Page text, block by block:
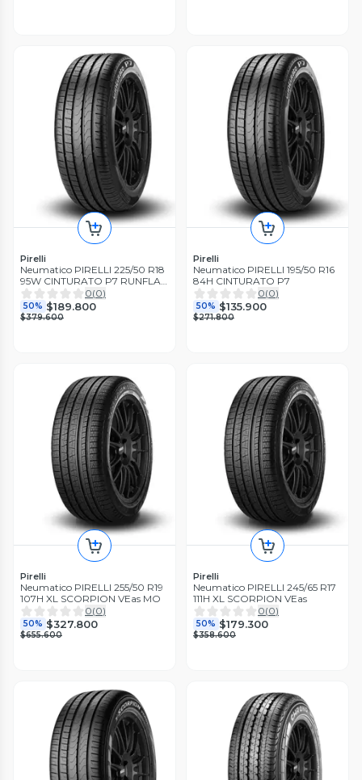
Pirelli
Neumatico PIRELLI 225/50 R18
95W CINTURATO P7 RUNFLAT
*
0(0)
50% $189.800
$379.600
Pirelli
Neumatico PIRELLI 195/50 R16
84H CINTURATO P7
0(0)
50% $135.900
$271.800
Pirelli
Neumatico PIRELLI 255/50 R19
107H XL SCORPION VEas MO
0(0)
50% $327.800
$655.600
Pirelli
Neumatico PIRELLI 245/65 R17
111H XL SCORPION VEas
0(0)
50% $179.300
$358.600